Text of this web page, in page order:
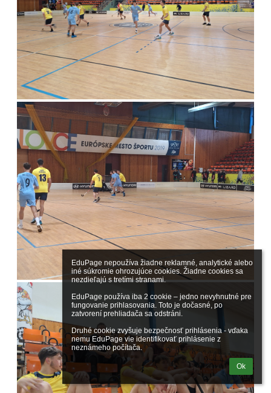
EduPage nepoužíva žiadne reklamné, analytické alebo
iné súkromie ohrozujúce cookies. Žiadne cookies sa
nezdieľajú s tretími stranami.
EduPage používa iba 2 cookie – jedno nevyhnutné pre
fungovanie prihlasovania. Toto je dočasné, po
zatvorení prehliadača sa odstráni.
Druhé cookie zvyšuje bezpečnosť prihlásenia - vďaka
nemu EduPage vie identifikovať prihlásenie z
neznámeho počítača.
Ok